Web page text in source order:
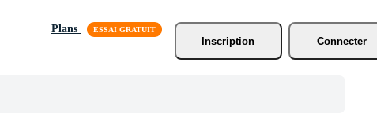
Plans
Inscription
Connecter